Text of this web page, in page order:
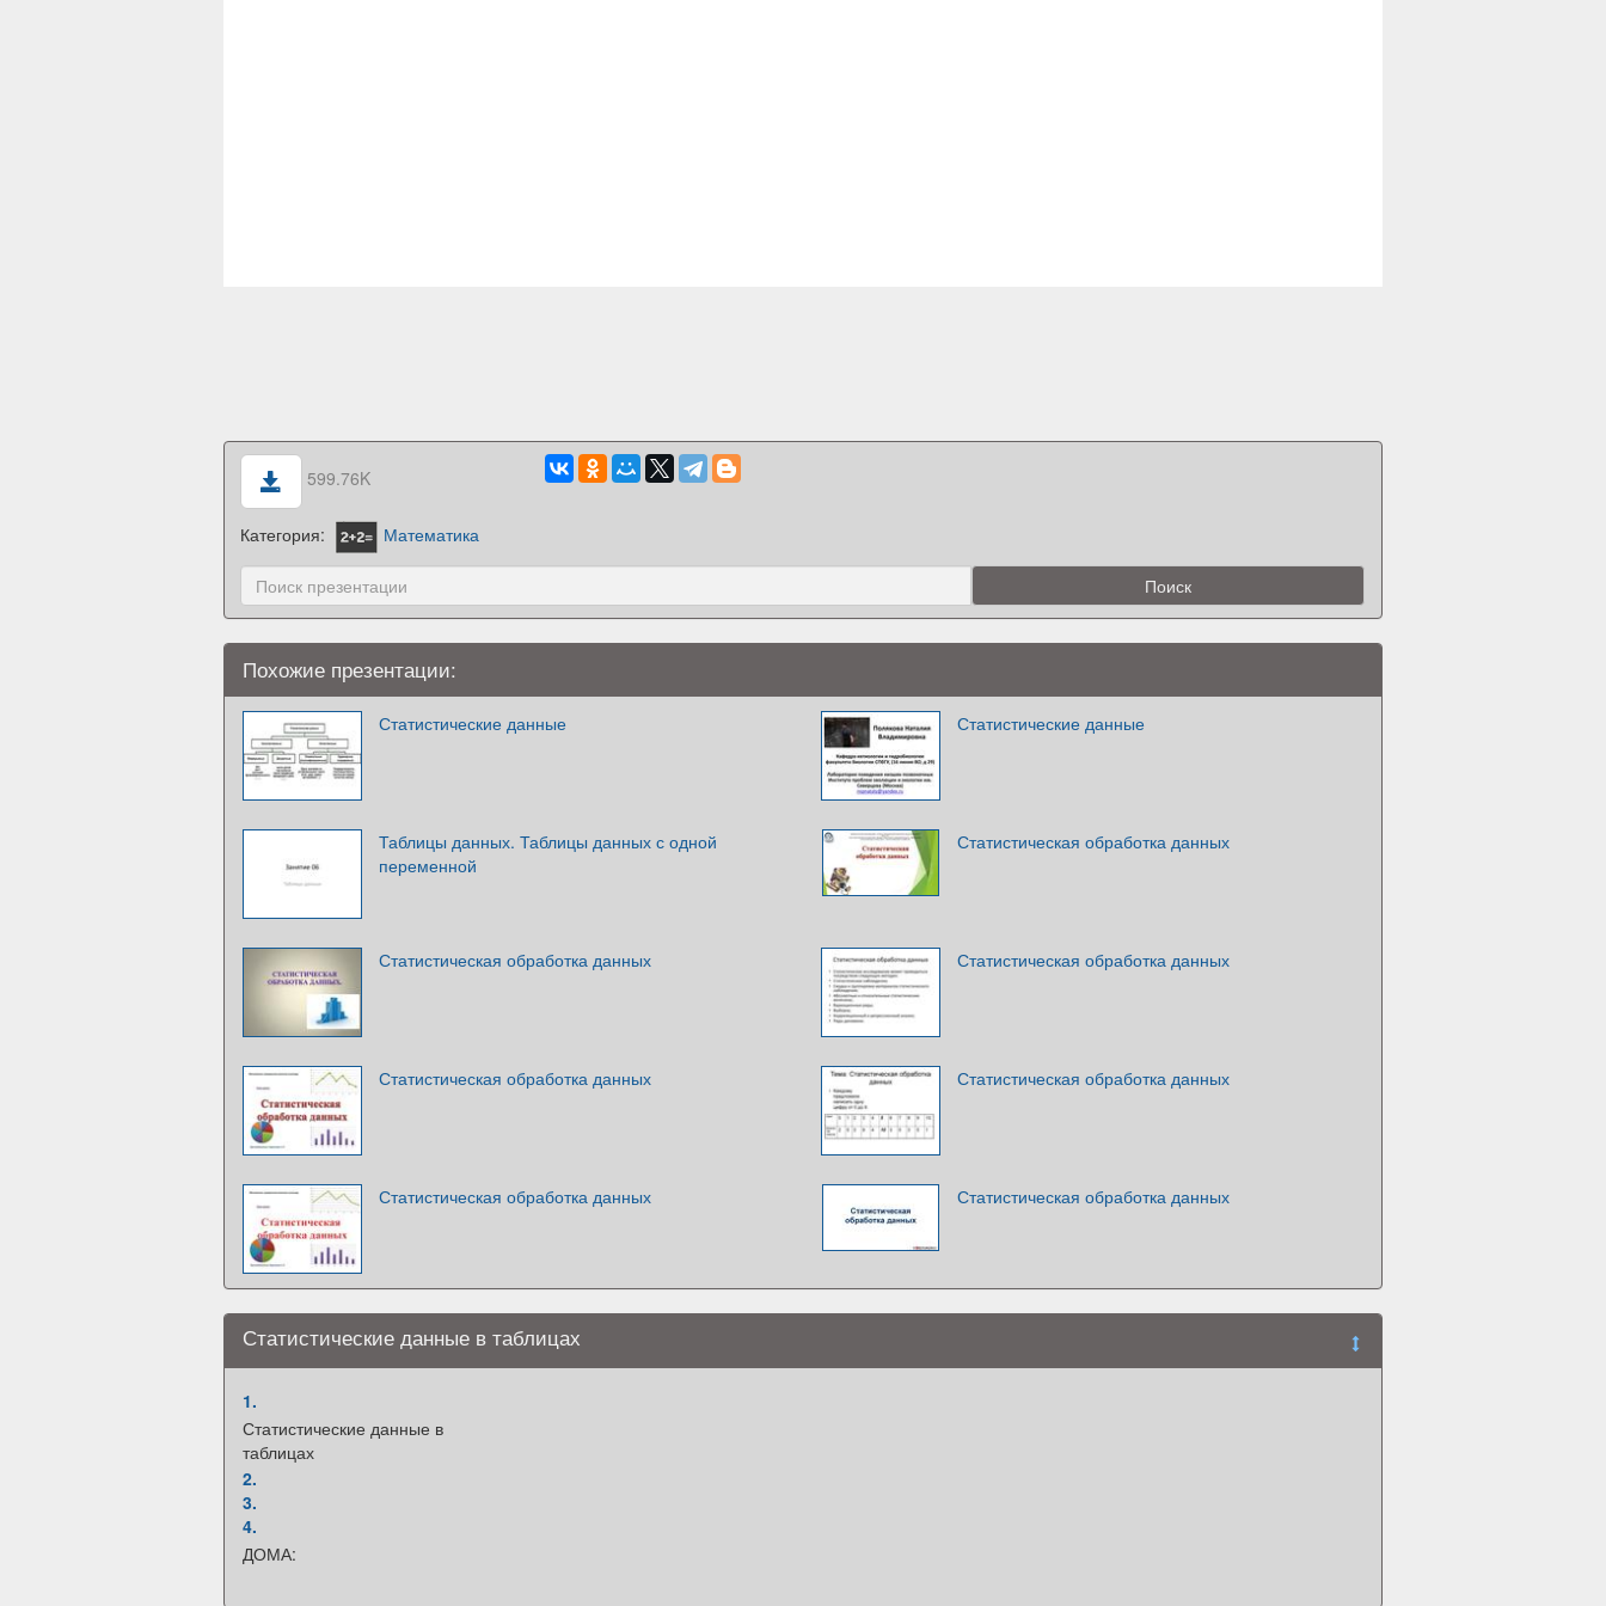
599.76K
Категория: Математика
Похожие презентации:
Статистические данные Статистические данные
Таблицы данных. Таблицы данных с одной
переменной
Статистическая обработка данных
Статистическая обработка данных Статистическая обработка данных
Статистическая обработка данных Статистическая обработка данных
Статистическая обработка данных Статистическая обработка данных
Статистические данные в таблицах
1.
Статистические данные в
таблицах
2.
3.
4.
ДОМА: